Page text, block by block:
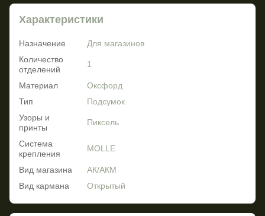
Характеристики
Назначение
Для магазинов
Количество
отделений
1
Материал
Оксфорд
Тип
Подсумок
Узоры и
принты
Пиксель
Система
крепления
MOLLE
Вид магазина
АК/АКМ
Вид кармана
Открытый